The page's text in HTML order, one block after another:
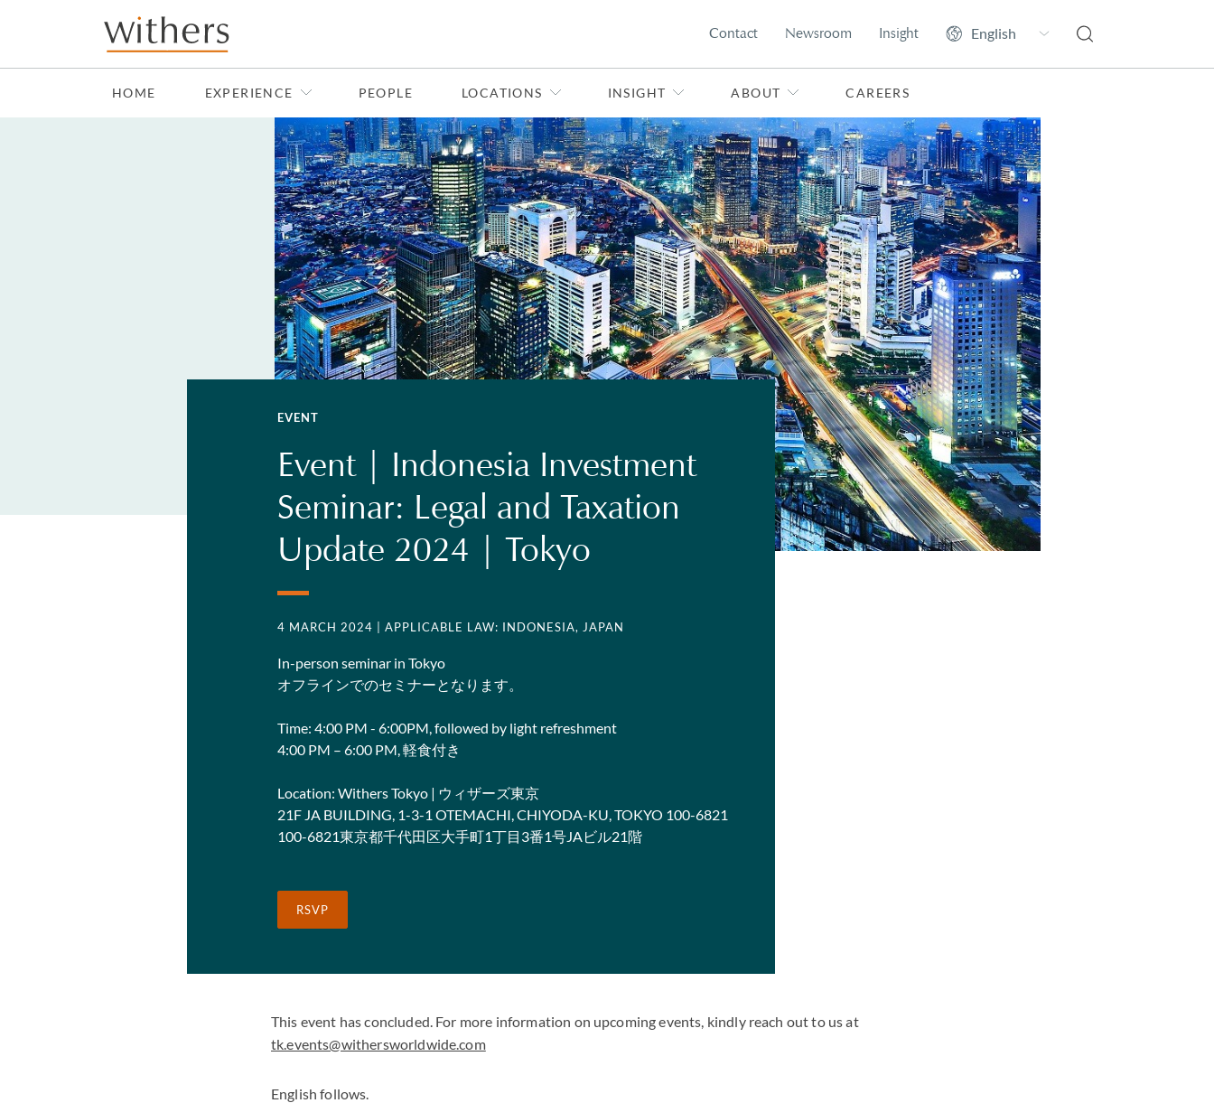
Skip to main content
Contact Newsroom Insight
HOME EXPERIENCE PEOPLE LOCATIONS INSIGHT ABOUT CAREERS
EVENT
Event | Indonesia Investment
Seminar: Legal and Taxation
Update 2024 | Tokyo
4 MARCH 2024 | APPLICABLE LAW: INDONESIA, JAPAN
In-person seminar in Tokyo
オフラインでのセミナーとなります。
Time: 4:00 PM - 6:00PM, followed by light refreshment
4:00 PM – 6:00 PM, 軽食付き
Location: Withers Tokyo | ウィザーズ東京
21F JA BUILDING, 1-3-1 OTEMACHI, CHIYODA-KU, TOKYO 100-6821
100-6821東京都千代田区大手町1丁目3番1号JAビル21階
RSVP
This event has concluded. For more information on upcoming events, kindly reach out to us at
tk.events@withersworldwide.com
English follows.